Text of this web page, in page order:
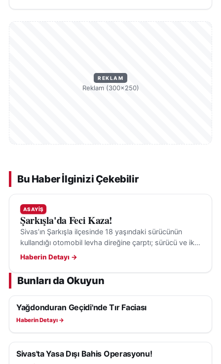
REKLAM
Reklam (300×250)
Bu Haber İlginizi Çekebilir
ASAYIŞ
Şarkışla'da Feci Kaza!
Sivas’ın Şarkışla ilçesinde 18 yaşındaki sürücünün
kullandığı otomobil levha direğine çarptı; sürücü ve iki
yolcu yaralanarak ambulanslarla hastaneye kaldırıldı.
Haberin Detayı →
Bunları da Okuyun
ASAYIŞ
Yağdonduran Geçidi'nde Tır Faciası
Haberin Detayı →
ASAYIŞ
Sivas'ta Yasa Dışı Bahis Operasyonu!